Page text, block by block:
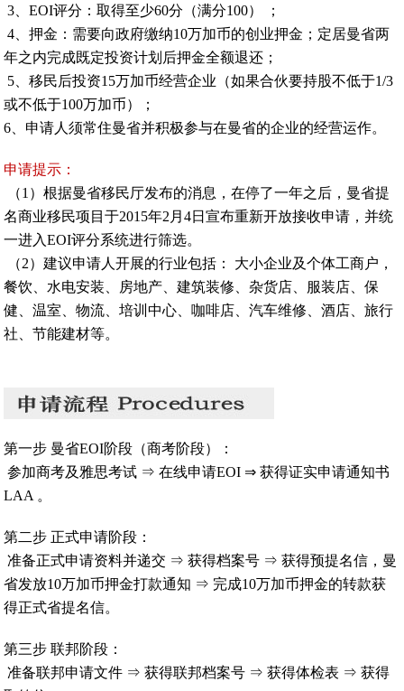
3、EOI评分：取得至少60分（满分100） ；
4、押金：需要向政府缴纳10万加币的创业押金；定居曼省两
年之内完成既定投资计划后押金全额退还；
5、移民后投资15万加币经营企业（如果合伙要持股不低于1/3
或不低于100万加币）；
6、申请人须常住曼省并积极参与在曼省的企业的经营运作。
申请提示：
（1）根据曼省移民厅发布的消息，在停了一年之后，曼省提
名商业移民项目于2015年2月4日宣布重新开放接收申请，并统
一进入EOI评分系统进行筛选。
（2）建议申请人开展的行业包括： 大小企业及个体工商户，
餐饮、水电安装、房地产、建筑装修、杂货店、服装店、保
健、温室、物流、培训中心、咖啡店、汽车维修、酒店、旅行
社、节能建材等。
第一步 曼省EOI阶段（商考阶段）：
参加商考及雅思考试 ⇒ 在线申请EOI ⇒ 获得证实申请通知书
LAA 。
第二步 正式申请阶段：
准备正式申请资料并递交 ⇒ 获得档案号 ⇒ 获得预提名信，曼
省发放10万加币押金打款通知 ⇒ 完成10万加币押金的转款获
得正式省提名信。
第三步 联邦阶段：
准备联邦申请文件 ⇒ 获得联邦档案号 ⇒ 获得体检表 ⇒ 获得